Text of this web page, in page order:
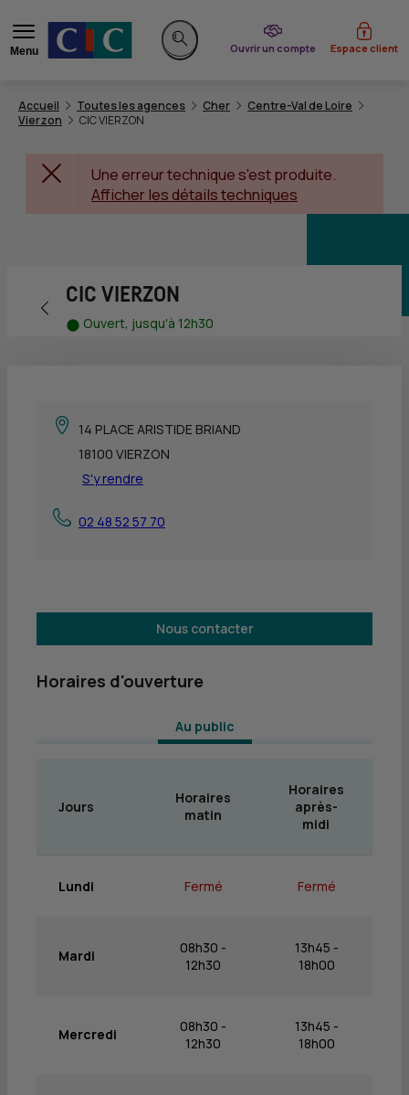
Menu
Rechercher sur le site
Ouvrir un compte
du CIC Espace client
Accueil Toutes les agences Cher
Centre-Val de Loire
Vierzon
CIC VIERZON
Une erreur technique s'est produite.
Afficher les détails techniques
Retour vers la page précédente
CIC VIERZON
Ouvert, jusqu'à 12h30
14 PLACE ARISTIDE BRIAND
18100 VIERZON
S'y rendre
02 48 52 57 70
Nous contacter
Horaires d'ouverture
Au public
Jours
Horaires
matin
Horaires
après-
midi
Lundi Fermé Fermé
Mardi
08h30 -
12h30
13h45 -
18h00
Mercredi
08h30 -
12h30
13h45 -
18h00